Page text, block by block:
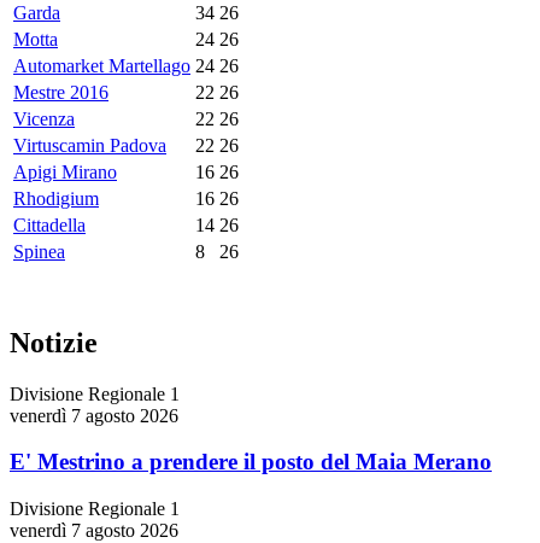
Garda
34 26
Motta
24 26
Automarket Martellago 24 26
Mestre 2016
22 26
Vicenza
22 26
Virtuscamin Padova
22 26
Apigi Mirano
16 26
Rhodigium
16 26
Cittadella
14 26
Spinea
8 26
Notizie
Divisione Regionale 1
venerdì 7 agosto 2026
E' Mestrino a prendere il posto del Maia Merano
Divisione Regionale 1
venerdì 7 agosto 2026